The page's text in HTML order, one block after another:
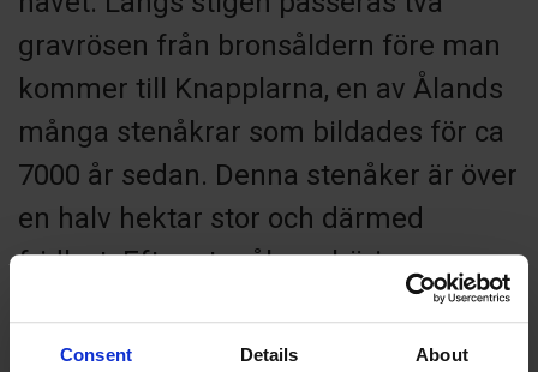
Consent Details About
gravrösen från bronsåldern före man
kommer till Knapplarna, en av Ålands
många stenåkrar som bildades för ca
7000 år sedan. Denna stenåker är över
en halv hektar stor och därmed
fridlyst. Efter stenåkern börjar
bergsklyftan. Du kan också välja att